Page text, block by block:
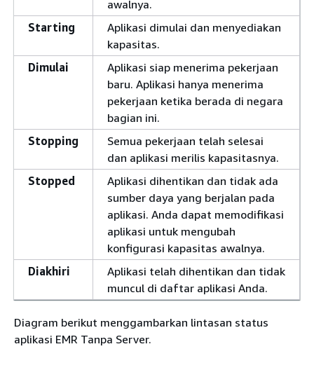
awalnya.
Starting
Aplikasi dimulai dan menyediakan
kapasitas.
Dimulai
Aplikasi siap menerima pekerjaan
baru. Aplikasi hanya menerima
pekerjaan ketika berada di negara
bagian ini.
Stopping
Semua pekerjaan telah selesai
dan aplikasi merilis kapasitasnya.
Stopped
Aplikasi dihentikan dan tidak ada
sumber daya yang berjalan pada
aplikasi. Anda dapat memodifikasi
aplikasi untuk mengubah
konfigurasi kapasitas awalnya.
Diakhiri
Aplikasi telah dihentikan dan tidak
muncul di daftar aplikasi Anda.
Diagram berikut menggambarkan lintasan status
aplikasi EMR Tanpa Server.